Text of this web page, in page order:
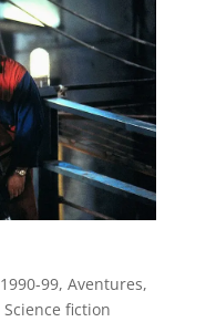
1990-99, Aventures,
Science fiction